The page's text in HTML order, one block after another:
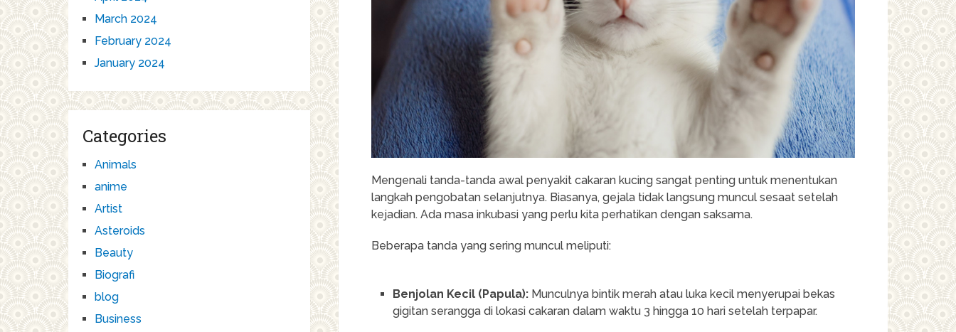
Mengenali tanda-tanda awal penyakit cakaran kucing sangat penting untuk menentukan
langkah pengobatan selanjutnya. Biasanya, gejala tidak langsung muncul sesaat setelah
kejadian. Ada masa inkubasi yang perlu kita perhatikan dengan saksama.
Beberapa tanda yang sering muncul meliputi:
Benjolan Kecil (Papula): Munculnya bintik merah atau luka kecil menyerupai bekas
gigitan serangga di lokasi cakaran dalam waktu 3 hingga 10 hari setelah terpapar.
March 2024
February 2024
January 2024
Categories
Animals
anime
Artist
Asteroids
Beauty
Biografi
blog
Business